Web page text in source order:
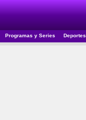
Programas y Series Deportes